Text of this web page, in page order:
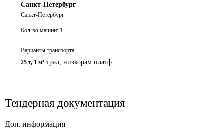
Санкт-Петербург
Санкт-Петербург
Кол-во машин: 1
Варианты транспорта
25 т, 1 м³ трал, низкорам.платф.
Тендерная документация
Доп. информация